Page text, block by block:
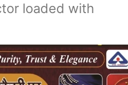
loaded with